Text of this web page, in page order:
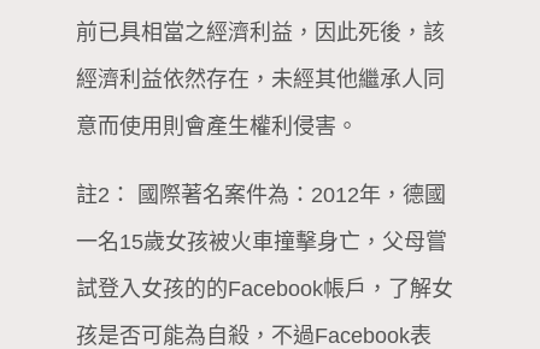
前已具相當之經濟利益，因此死後，該
經濟利益依然存在，未經其他繼承人同
意而使用則會產生權利侵害。
註2： 國際著名案件為：2012年，德國
一名15歲女孩被火車撞擊身亡，父母嘗
試登入女孩的的Facebook帳戶，了解女
孩是否可能為自殺，不過Facebook表